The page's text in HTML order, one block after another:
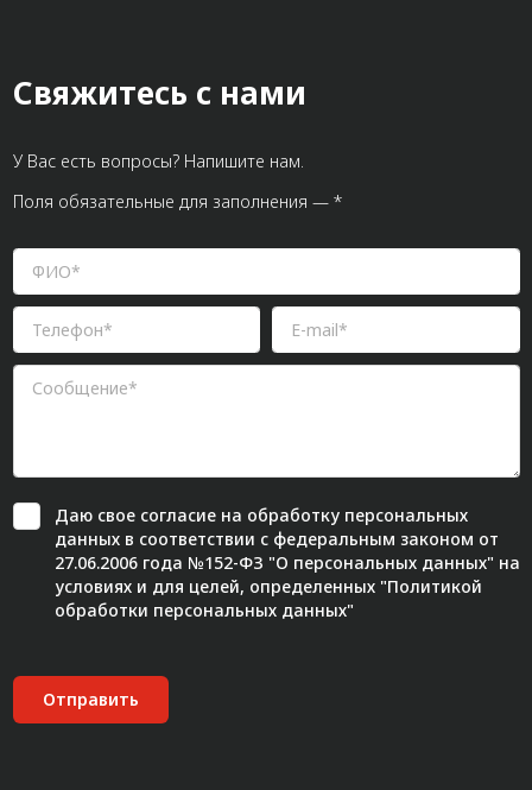
Свяжитесь с нами
У Вас есть вопросы? Напишите нам.
Поля обязательные для заполнения — *
Даю свое согласиена обработку персональных
данных в соответствии с федеральным законом от
27.06.2006 года №152-ФЗ "О персональных данных" на
условиях и для целей, определенных "Политикой
обработки персональных данных"
Отправить